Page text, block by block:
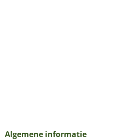
Algemene informatie